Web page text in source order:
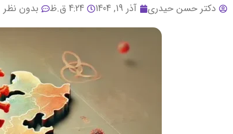
دکتر حسن حیدری آذر 19, 1404 4:24 ق.ظ بدون نظر